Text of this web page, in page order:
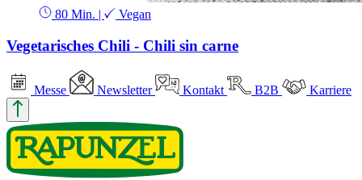
80 Min. | Vegan
Vegetarisches Chili - Chili sin carne
Messe Newsletter Kontakt B2B Karriere